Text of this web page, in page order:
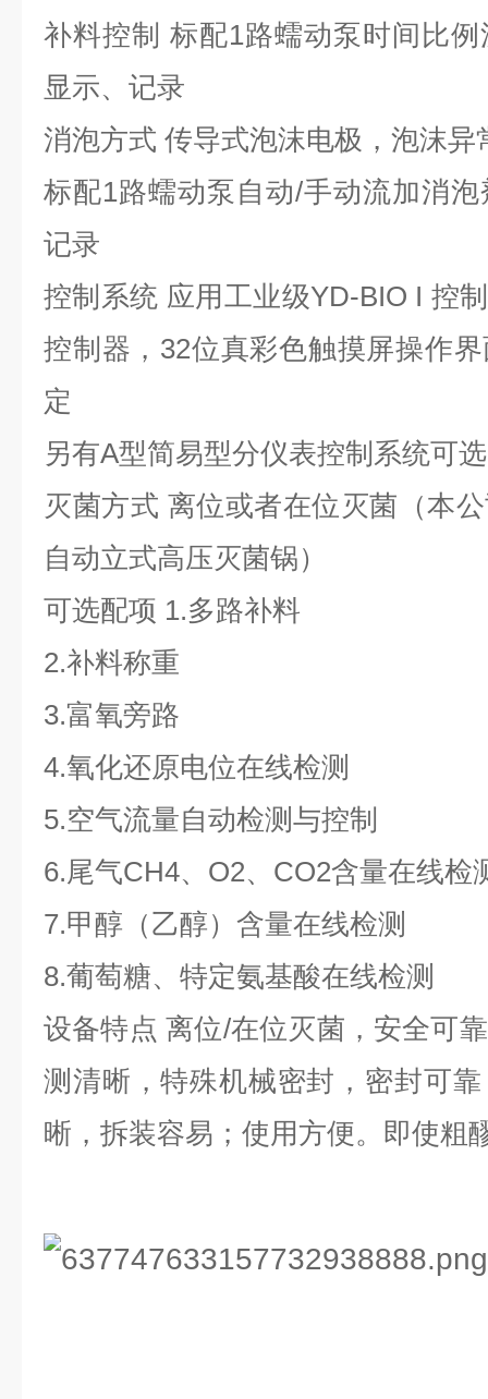
补料控制 标配1路蠕动泵时间比
显示、记录
消泡方式 传导式泡沫电极，泡沫异
标配1路蠕动泵自动/手动流加消
记录
控制系统 应用工业级YD-BIO I 控
控制器，32位真彩色触摸屏操作
定
另有A型简易型分仪表控制系统可选
灭菌方式 离位或者在位灭菌（本
自动立式高压灭菌锅）
可选配项 1.多路补料
2.补料称重
3.富氧旁路
4.氧化还原电位在线检测
5.空气流量自动检测与控制
6.尾气CH4、O2、CO2含量在线检
7.甲醇（乙醇）含量在线检测
8.葡萄糖、特定氨基酸在线检测
设备特点 离位/在位灭菌，安全可
测清晰，特殊机械密封，密封可
晰，拆装容易；使用方便。即使粗